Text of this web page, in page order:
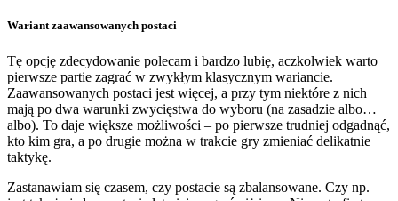
Wariant zaawansowanych postaci
Tę opcję zdecydowanie polecam i bardzo lubię, aczkolwiek warto
pierwsze partie zagrać w zwykłym klasycznym wariancie.
Zaawansowanych postaci jest więcej, a przy tym niektóre z nich
mają po dwa warunki zwycięstwa do wyboru (na zasadzie albo…
albo). To daje większe możliwości – po pierwsze trudniej odgadnąć,
kto kim gra, a po drugie można w trakcie gry zmieniać delikatnie
taktykę.
Zastanawiam się czasem, czy postacie są zbalansowane. Czy np.